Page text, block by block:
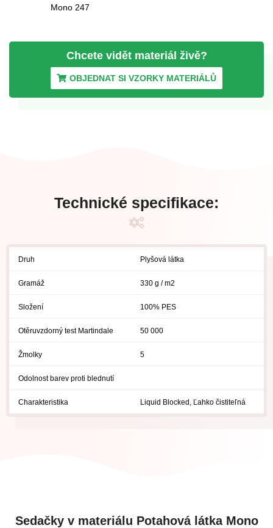
Mono 247
Chcete vidět materiál živě?
OBJEDNAT SI VZORKY MATERIÁLŮ
Technické specifikace:
Druh Plyšová látka
Gramáž 330 g / m2
Složení 100% PES
Otěruvzdorný test Martindale 50 000
Žmolky 5
Odolnost barev proti blednutí
Charakteristika Liquid Blocked, Ľahko čistiteľná
Sedačky v materiálu Potahová látka Mono